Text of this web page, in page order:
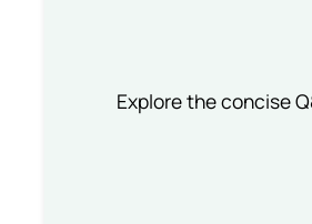
Explore the concise